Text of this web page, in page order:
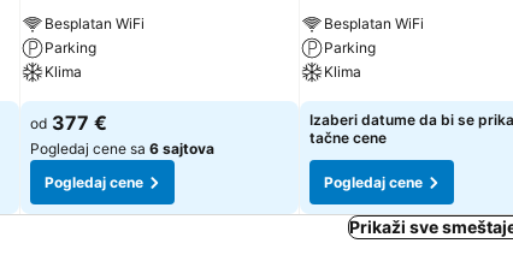
Besplatan WiFi
Parking
Klima
od 377 €
Pogledaj cene sa 6 sajtova
Pogledaj cene
Besplatan WiFi
Parking
Klima
Izaberi datume da bi se
tačne cene
Pogledaj cene
Prikaži sve